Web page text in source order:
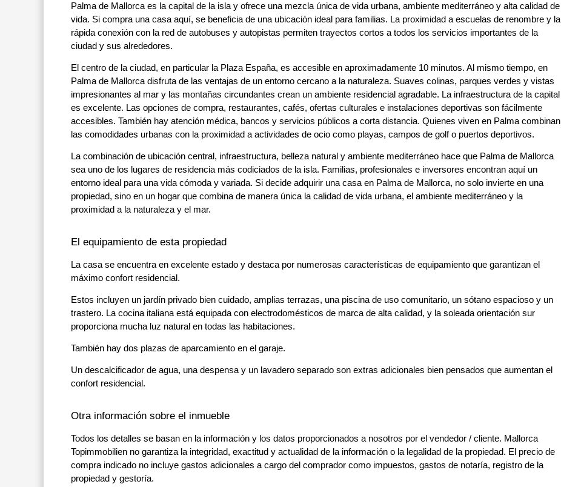
Palma de Mallorca es la capital de la isla y ofrece una mezcla única de vida urbana, ambiente mediterráneo y alta calidad de
vida. Si compra una casa aquí, se beneficia de una ubicación ideal para familias. La proximidad a escuelas de renombre y la
rápida conexión con la red de autobuses y autopistas permiten trayectos cortos a todos los servicios importantes de la
ciudad y sus alrededores.
El centro de la ciudad, en particular la Plaza España, es accesible en aproximadamente 10 minutos. Al mismo tiempo, en
Palma de Mallorca disfruta de las ventajas de un entorno cercano a la naturaleza. Suaves colinas, parques verdes y vistas
impresionantes al mar y las montañas circundantes crean un ambiente residencial agradable. La infraestructura de la capital
es excelente. Las opciones de compra, restaurantes, cafés, ofertas culturales e instalaciones deportivas son fácilmente
accesibles. También hay atención médica, bancos y servicios públicos a corta distancia. Quienes viven en Palma combinan
las comodidades urbanas con la proximidad a actividades de ocio como playas, campos de golf o puertos deportivos.
La combinación de ubicación central, infraestructura, belleza natural y ambiente mediterráneo hace que Palma de Mallorca
sea uno de los lugares de residencia más codiciados de la isla. Familias, profesionales e inversores encontran aquí un
entorno ideal para una vida cómoda y variada. Si decide adquirir una casa en Palma de Mallorca, no solo invierte en una
propiedad, sino en un hogar que combina de manera única la calidad de vida urbana, el ambiente mediterráneo y la
proximidad a la naturaleza y el mar.
El equipamiento de esta propiedad
La casa se encuentra en excelente estado y destaca por numerosas características de equipamiento que garantizan el
máximo confort residencial.
Estos incluyen un jardín privado bien cuidado, amplias terrazas, una piscina de uso comunitario, un sótano espacioso y un
trastero. La cocina italiana está equipada con electrodomésticos de marca de alta calidad, y la soleada orientación sur
proporciona mucha luz natural en todas las habitaciones.
También hay dos plazas de aparcamiento en el garaje.
Un descalcificador de agua, una despensa y un lavadero separado son extras adicionales bien pensados que aumentan el
confort residencial.
Otra información sobre el inmueble
Todos los detalles se basan en la información y los datos proporcionados a nosotros por el vendedor / cliente. Mallorca
Topimmobilien no garantiza la integridad, exactitud y actualidad de la información o la legalidad de la propiedad. El precio de
compra indicado no incluye gastos adicionales a cargo del comprador como impuestos, gastos de notaría, registro de la
propiedad y gestoría.